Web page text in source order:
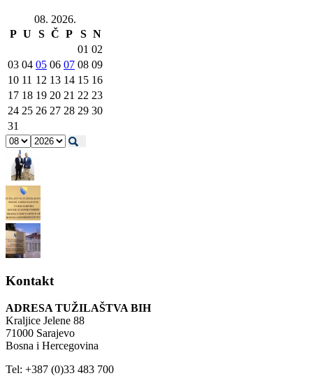
08. 2026.
P U S Č P S N
01 02
03 04 05 06 07 08 09
10 11 12 13 14 15 16
17 18 19 20 21 22 23
24 25 26 27 28 29 30
31
Kontakt
ADRESA TUŽILAŠTVA BIH
Kraljice Jelene 88
71000 Sarajevo
Bosna i Hercegovina
Tel: +387 (0)33 483 700